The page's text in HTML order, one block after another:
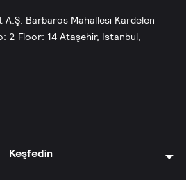
A.Ş. Barbaros Mahallesi Kardelen
2 Floor: 14 Ataşehir, Istanbul,
Keşfedin